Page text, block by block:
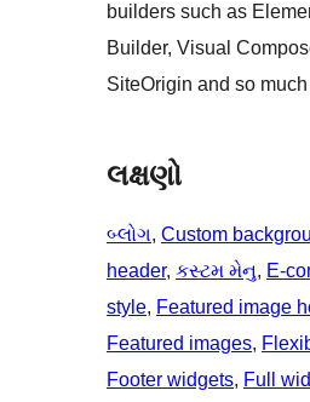
builders such as
Builder, Visual
SiteOrigin and so much
લક્ષણો
બ્લોગ, Custom
header, કસ્ટમ મેનુ, E-
style, Featured image
Featured images,
Footer widgets, Full